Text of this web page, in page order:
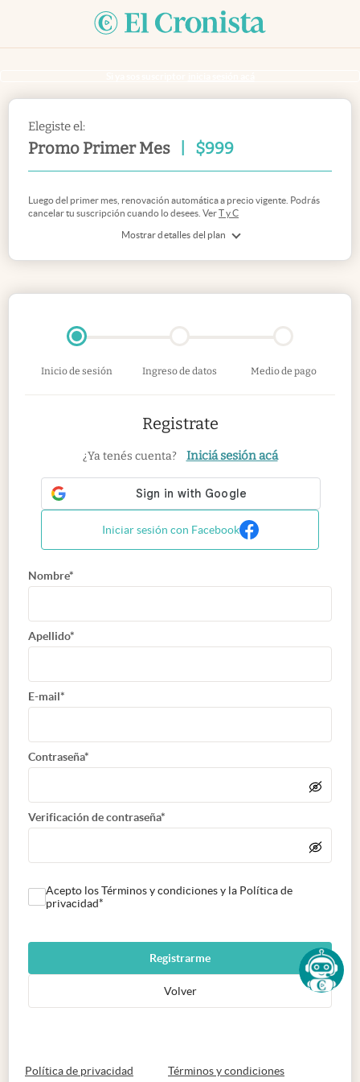
Elegiste el:
Promo Primer Mes $999
Mostrar detalles del plan
Luego del primer mes, renovación automática a precio vigente. Podrás
cancelar tu suscripción cuando lo desees. VerT y C
Inicio de sesión Ingreso de datos Medio de pago
Registrate
¿Ya tenés cuenta? Iniciá sesión acá
Iniciar sesión con Facebook
Nombre*
Apellido*
E-mail*
Contraseña*
Verificación de contraseña*
Acepto los Términos y condiciones y la Política de
privacidad*
Registrarme
Volver
Política de privacidad abre en nueva pestaña
Términos y condicionesabre en nueva